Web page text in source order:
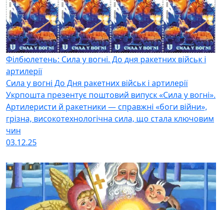
Філбюлетень: Сила у вогні. До дня ракетних військ і
артилерії
Сила у вогні До Дня ракетних військ і артилерії
Укрпошта презентує поштовий випуск «Сила у вогні».
Артилеристи й ракетники — справжні «боги війни»,
грізна, високотехнологічна сила, що стала ключовим
чин
03.12.25